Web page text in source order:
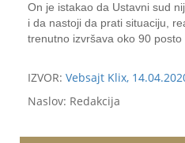
On je istakao da Ustavni sud
i da nastoji da prati situaciju,
trenutno izvršava oko 90 posto
IZVOR: Vebsajt Klix,
Naslov: Redakcija